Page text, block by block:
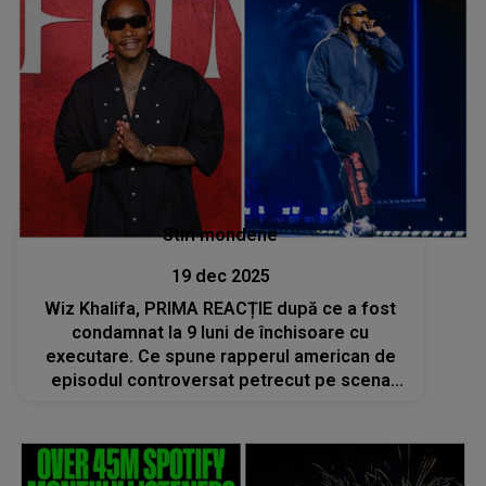
Stiri mondene
19 dec 2025
Wiz Khalifa, PRIMA REACȚIE după ce a fost
condamnat la 9 luni de închisoare cu
executare. Ce spune rapperul american de
episodul controversat petrecut pe scena